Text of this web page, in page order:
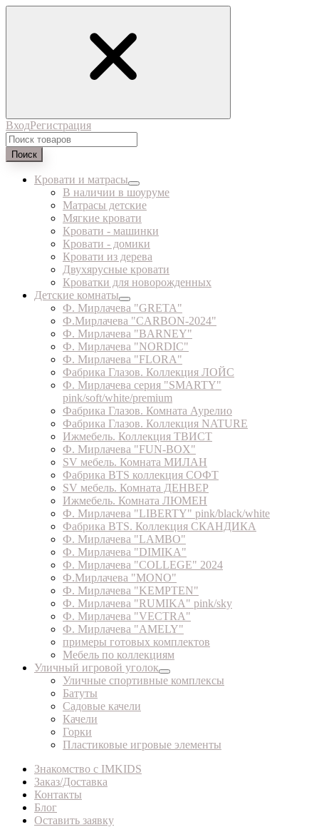
ВходРегистрация
Поиск
Кровати и матрасы
В наличии в шоуруме
Матрасы детские
Мягкие кровати
Кровати - машинки
Кровати - домики
Кровати из дерева
Двухярусные кровати
Кроватки для новорожденных
Детские комнаты
Ф. Мирлачева "GRETA"
Ф.Мирлачева "CARBON-2024"
Ф. Мирлачева "BARNEY"
Ф. Мирлачева "NORDIC"
Ф. Мирлачева "FLORA"
Фабрика Глазов. Коллекция ЛОЙС
Ф. Мирлачева серия "SMARTY"
pink/soft/white/premium
Фабрика Глазов. Комната Аурелио
Фабрика Глазов. Коллекция NATURE
Ижмебель. Коллекция ТВИСТ
Ф. Мирлачева "FUN-BOX"
SV мебель. Комната МИЛАН
Фабрика BTS коллекция СОФТ
SV мебель. Комната ДЕНВЕР
Ижмебель. Комната ЛЮМЕН
Ф. Мирлачева "LIBERTY" pink/black/white
Фабрика BTS. Коллекция СКАНДИКА
Ф. Мирлачева "LAMBO"
Ф. Мирлачева "DIMIKA"
Ф. Мирлачева "COLLEGE" 2024
Ф.Мирлачева "MONO"
Ф. Мирлачева "KEMPTEN"
Ф. Мирлачева "RUMIKA" pink/sky
Ф. Мирлачева "VECTRA"
Ф. Мирлачева "AMELY"
примеры готовых комплектов
Мебель по коллекциям
Уличный игровой уголок
Уличные спортивные комплексы
Батуты
Садовые качели
Качели
Горки
Пластиковые игровые элементы
Знакомство с IMKIDS
Заказ/Доставка
Контакты
Блог
Оставить заявку